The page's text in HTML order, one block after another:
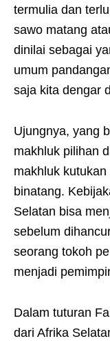
termulia dan
sawo matang
dinilai sebagai
umum
saja kita dengar
Ujungnya, yang
makhluk pilihan
makhluk
binatang.
Selatan bisa
sebelum
seorang tokoh
menjadi
Dalam tuturan
dari Afrika